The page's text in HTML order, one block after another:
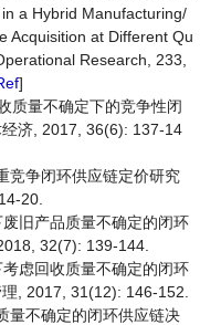
a Hybrid Manufacturing/
Acquisition at Different Qu
Research, 233,
]
质量不确定下的竞争性闭
济, 2017, 36(6): 137-14
竞争闭环供应链定价研究
20.
旧产品质量不确定的闭环
32(7): 139-144.
虑回收质量不确定的闭环
, 2017, 31(12): 146-152.
量不确定的闭环供应链决